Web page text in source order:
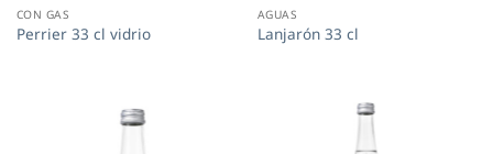
CON GAS
Perrier 33 cl vidrio
AGUAS
Lanjarón 33 cl